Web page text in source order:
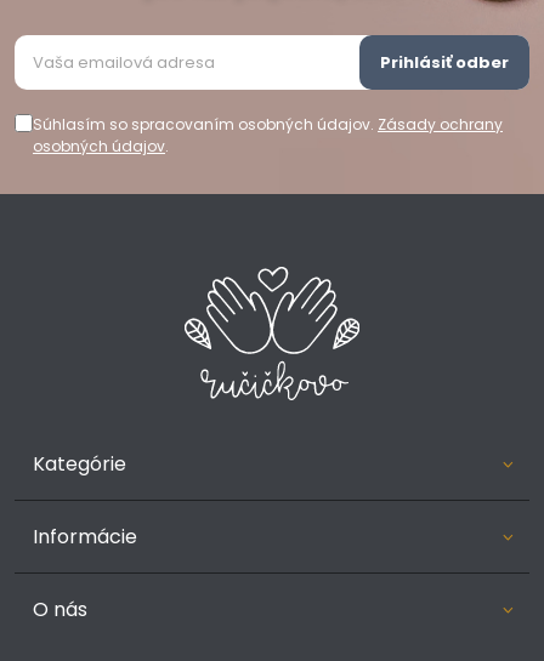
Súhlasím so spracovaním osobných údajov. Zásady ochrany
osobných údajov.
Prihlásiť odber
Kategórie
Informácie
O nás